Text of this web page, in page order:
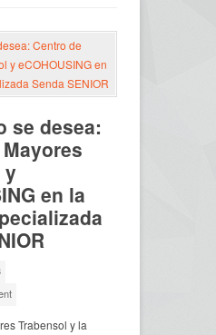
se desea:
y
en la
Trabensol y la